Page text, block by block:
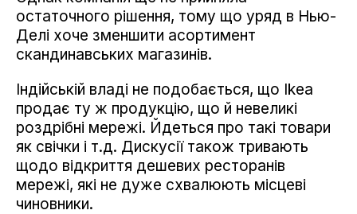
остаточного рішення, тому що уряд в Нью-
Делі хоче зменшити асортимент
скандинавських магазинів.
Індійській владі не подобається, що Ikea
продає ту ж продукцію, що й невеликі
роздрібні мережі. Йдеться про такі товари
як свічки і т.д. Дискусії також тривають
щодо відкриття дешевих ресторанів
мережі, які не дуже схвалюють місцеві
чиновники.